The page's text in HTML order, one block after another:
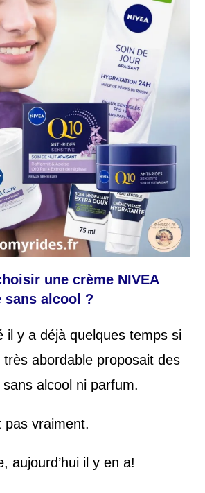
une crème NIVEA
sans alcool ?
il y a déjà quelques temps si
abordable proposait des
alcool ni parfum.
pas vraiment.
aujourd’hui il y en a!